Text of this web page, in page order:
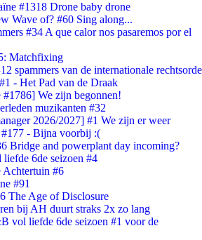
#1318 Drone baby drone
Wave of? #60 Sing along...
#34 A que calor nos pasaremos por el
Matchfixing
spammers van de internationale rechtsorde
- Het Pad van de Draak
We zijn begonnen!
muzikanten #32
2026/2027] #1 We zijn er weer
- Bijna voorbij :(
Bridge and powerplant day incoming?
6de seizoen #4
Achtertuin #6
#91
The Age of Disclosure
bij AH duurt straks 2x zo lang
vol liefde 6de seizoen #1 voor de